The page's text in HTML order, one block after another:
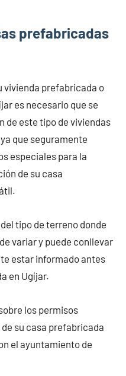
prefabricadas
vivienda prefabricada o
es necesario que se
de este tipo de viviendas
ya que seguramente
especiales para la
de su casa
tipo de terreno donde
variar y puede conllevar
estar informado antes
en Ugíjar.
los permisos
su casa prefabricada
el ayuntamiento de